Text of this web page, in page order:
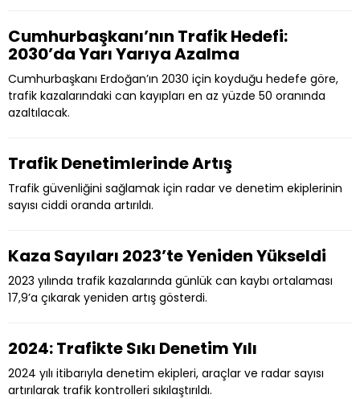
Cumhurbaşkanı’nın Trafik Hedefi:
2030’da Yarı Yarıya Azalma
Cumhurbaşkanı Erdoğan’ın 2030 için koyduğu hedefe göre,
trafik kazalarındaki can kayıpları en az yüzde 50 oranında
azaltılacak.
Trafik Denetimlerinde Artış
Trafik güvenliğini sağlamak için radar ve denetim ekiplerinin
sayısı ciddi oranda artırıldı.
Kaza Sayıları 2023’te Yeniden Yükseldi
2023 yılında trafik kazalarında günlük can kaybı ortalaması
17,9’a çıkarak yeniden artış gösterdi.
2024: Trafikte Sıkı Denetim Yılı
2024 yılı itibarıyla denetim ekipleri, araçlar ve radar sayısı
artırılarak trafik kontrolleri sıkılaştırıldı.